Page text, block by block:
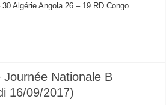
Algérie Angola 26 – 19 RD Congo
Nationale B
16/09/2017)